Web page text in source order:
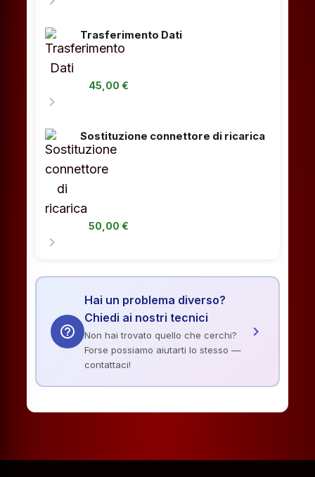
Trasferimento Dati
45,00 €
chevron_right
Sostituzione connettore di ricarica
50,00 €
chevron_right
help_outline
Hai un problema diverso?
Chiedi ai nostri tecnici
Non hai trovato quello che cerchi?
Forse possiamo aiutarti lo stesso —
contattaci!
chevron_right